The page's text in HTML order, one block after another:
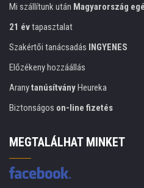
Mi szállítunk után Magyarország
21 évtapasztalat
Szakértői tanácsadás INGYENES
Előzékeny hozzáállás
AranytanúsítványHeureka
Biztonságos on-line fizetés
MEGTALÁLHAT MINKET